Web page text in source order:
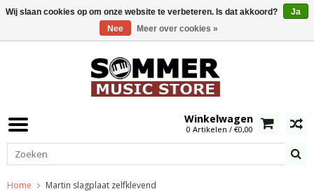
Winkelwagen
0 Artikelen / €0,00
Home Martin slagplaat zelfklevend
Wij slaan cookies op om onze website te verbeteren. Is dat akkoord?
Ja
Nee
Meer over cookies »